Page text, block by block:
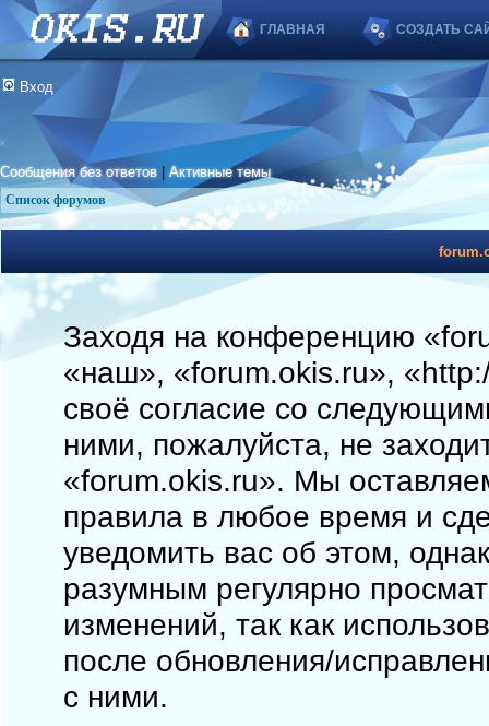
ГЛАВНАЯ СОЗДАТЬ
Вход
Сообщения без ответов |Активные темы
Список форумов
Заходя на конференцию
«наш», «forum.okis.ru»,
своё согласие со
ними, пожалуйста, не
«forum.okis.ru». Мы
правила в любое время и
уведомить вас об этом,
разумным регулярно
изменений, так как
после обновления/
с ними.